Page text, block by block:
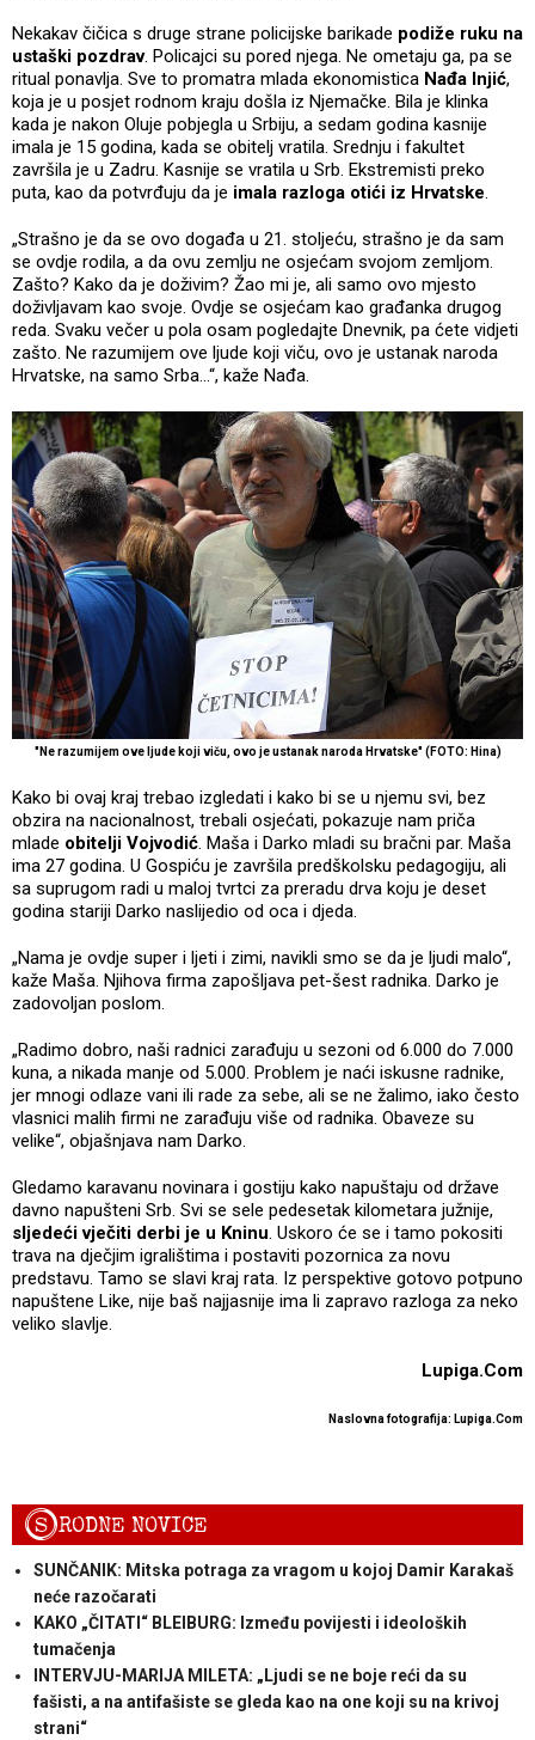
Nekakav čičica s druge strane policijske barikade podiže ruku na
ustaški pozdrav. Policajci su pored njega. Ne ometaju ga, pa se
ritual ponavlja. Sve to promatra mlada ekonomistica Nađa Injić,
koja je u posjet rodnom kraju došla iz Njemačke. Bila je klinka
kada je nakon Oluje pobjegla u Srbiju, a sedam godina kasnije
imala je 15 godina, kada se obitelj vratila. Srednju i fakultet
završila je u Zadru. Kasnije se vratila u Srb. Ekstremisti preko
puta, kao da potvrđuju da je imala razloga otići iz Hrvatske.
„Strašno je da se ovo događa u 21. stoljeću, strašno je da sam
se ovdje rodila, a da ovu zemlju ne osjećam svojom zemljom.
Zašto? Kako da je doživim? Žao mi je, ali samo ovo mjesto
doživljavam kao svoje. Ovdje se osjećam kao građanka drugog
reda. Svaku večer u pola osam pogledajte Dnevnik, pa ćete vidjeti
zašto. Ne razumijem ove ljude koji viču, ovo je ustanak naroda
Hrvatske, na samo Srba...“, kaže Nađa.
"Ne razumijem ove ljude koji viču, ovo je ustanak naroda Hrvatske" (FOTO: Hina)
Kako bi ovaj kraj trebao izgledati i kako bi se u njemu svi, bez
obzira na nacionalnost, trebali osjećati, pokazuje nam priča
mlade obitelji Vojvodić. Maša i Darko mladi su bračni par. Maša
ima 27 godina. U Gospiću je završila predškolsku pedagogiju, ali
sa suprugom radi u maloj tvrtci za preradu drva koju je deset
godina stariji Darko naslijedio od oca i djeda.
„Nama je ovdje super i ljeti i zimi, navikli smo se da je ljudi malo“,
kaže Maša. Njihova firma zapošljava pet-šest radnika. Darko je
zadovoljan poslom.
„Radimo dobro, naši radnici zarađuju u sezoni od 6.000 do 7.000
kuna, a nikada manje od 5.000. Problem je naći iskusne radnike,
jer mnogi odlaze vani ili rade za sebe, ali se ne žalimo, iako često
vlasnici malih firmi ne zarađuju više od radnika. Obaveze su
velike“, objašnjava nam Darko.
Gledamo karavanu novinara i gostiju kako napuštaju od države
davno napušteni Srb. Svi se sele pedesetak kilometara južnije,
sljedeći vječiti derbi je u Kninu. Uskoro će se i tamo pokositi
trava na dječjim igralištima i postaviti pozornica za novu
predstavu. Tamo se slavi kraj rata. Iz perspektive gotovo potpuno
napuštene Like, nije baš najjasnije ima li zapravo razloga za neko
veliko slavlje.
Lupiga.Com
Naslovna fotografija: Lupiga.Com
SRODNE NOVICE
SUNČANIK: Mitska potraga za vragom u kojoj Damir Karakaš
neće razočarati
KAKO „ČITATI“ BLEIBURG: Između povijesti i ideoloških
tumačenja
INTERVJU-MARIJA MILETA: „Ljudi se ne boje reći da su
fašisti, a na antifašiste se gleda kao na one koji su na krivoj
strani“